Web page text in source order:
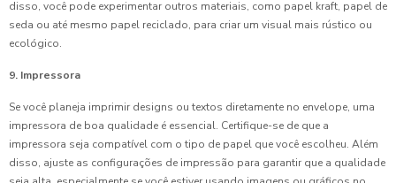
disso, você pode experimentar outros materiais, como papel kraft, papel de
seda ou até mesmo papel reciclado, para criar um visual mais rústico ou
ecológico.
9. Impressora
Se você planeja imprimir designs ou textos diretamente no envelope, uma
impressora de boa qualidade é essencial. Certifique-se de que a
impressora seja compatível com o tipo de papel que você escolheu. Além
disso, ajuste as configurações de impressão para garantir que a qualidade